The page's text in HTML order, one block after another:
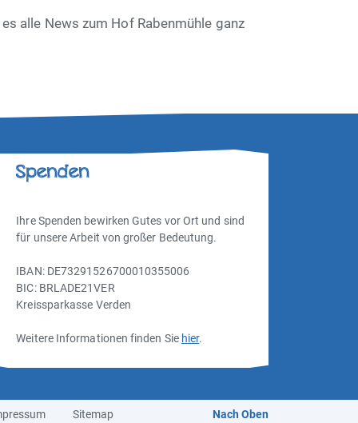
alle News zum Hof Rabenmühle ganz
Spenden
Ihre Spenden bewirken Gutes vor Ort und sind
für unsere Arbeit von großer Bedeutung.
IBAN: DE73291526700010355006
BIC: BRLADE21VER
Kreissparkasse Verden
Weitere Informationen finden Sie hier.
Sitemap Nach Oben